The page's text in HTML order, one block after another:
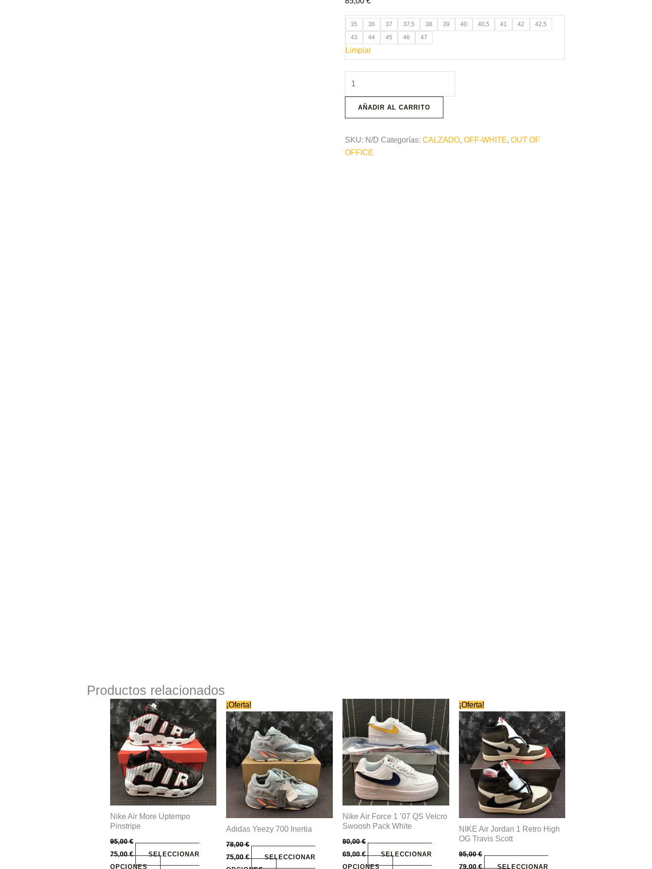
35 36 37 37,5 38 39 40 40,5 41 42
42,5
43
44 45 46 47
Limpiar
AÑADIR AL CARRITO
SKU: N/D Categorías:CALZADO,OFF-WHITE,OUT OF
OFFICE
Productos relacionados
Nike Air More Uptempo
Pinstripe
95,00€
75,00€
SELECCIONAR
OPCIONES
Este
producto
tiene
múltiples
variantes.
Las
opciones
se
pueden
elegir
la
página
¡Oferta!
Adidas Yeezy 700 Inertia
78,00€
75,00€
SELECCIONAR
producto
tiene
múltiples
variantes.
Las
opciones
se
pueden
elegir
en
página
Nike Air Force 1 ’07 QS Velcro
Swoosh Pack White
80,00€
69,00€
SELECCIONAR
OPCIONES
Este
producto
tiene
múltiples
variantes.
Las
opciones
se
pueden
elegir
en
la
página
¡Oferta!
NIKE Air Jordan 1 Retro High
OG Travis Scott
95,00€
79,00€
SELECCIONAR
producto
tiene
múltiples
variantes.
Las
opciones
se
pueden
elegir
en
la
página